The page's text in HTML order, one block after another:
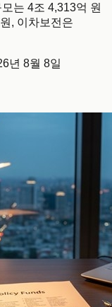
는 4조 4,313억 원
, 이차보전은
년 8월 8일